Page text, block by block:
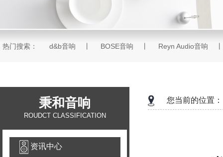
热门搜索： d&b音响 丨 BOSE音响 丨 Reyn Audio音响 丨
秉和音响
ROUDCT CLASSIFICATION
资讯中心
您当前的位置：